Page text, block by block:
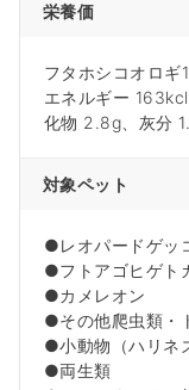
栄養価
フタホシコオロ
エネルギー
化物 2.8g、灰分
対象ペット
●レオパードゲッ
●フトアゴヒゲト
●カメレオン
●その他爬虫類・
●小動物（ハリネ
●両生類